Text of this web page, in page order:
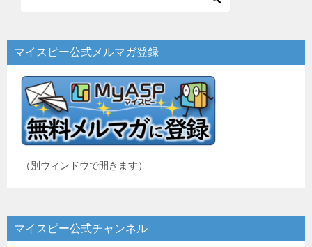
ー
シ
マイスピー公式メルマガ登録
（別ウィンドウで開きます）
マイスピー公式チャンネル